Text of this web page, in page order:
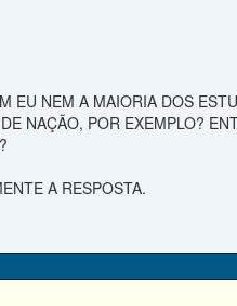
EU NEM A MAIORIA DOS
NAÇÃO, POR EXEMPLO?
A RESPOSTA.